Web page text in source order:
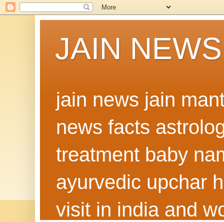
JAIN NEWS
jain news jain
news facts
treatment baby
ayurvedic upchar
visit in india and